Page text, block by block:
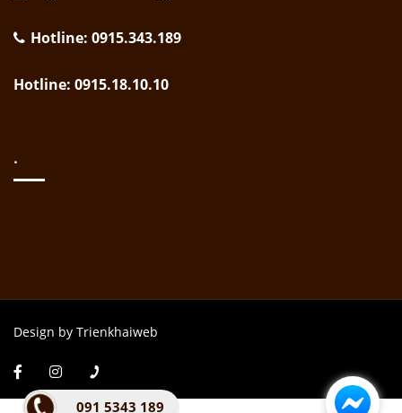
Hotline: 0915.343.189
Hotline: 0915.18.10.10
.
Design by Trienkhaiweb
091 5343 189